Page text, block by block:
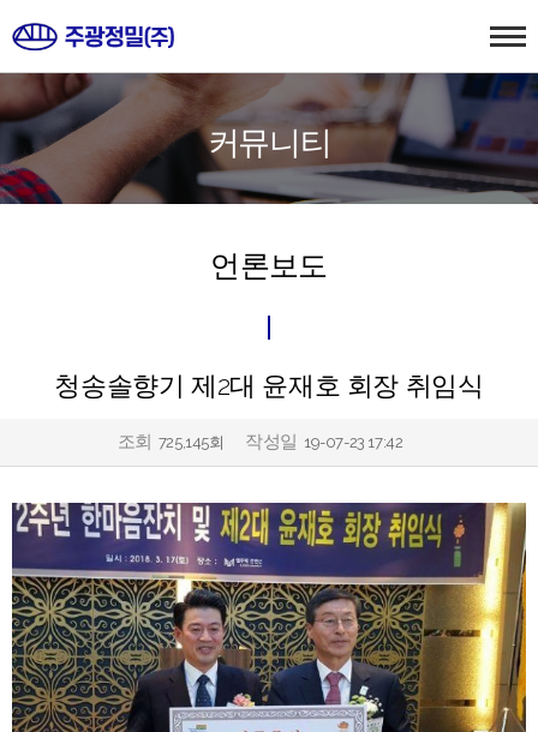
커뮤니티
언론보도
청송솔향기 제2대 윤재호 회장 취임식
조회 725,145회 작성일 19-07-23 17:42